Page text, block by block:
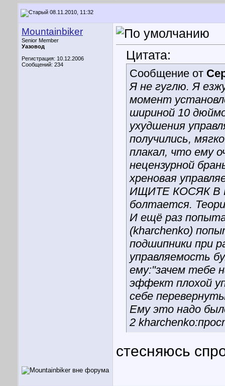
08.11.2010, 11:32
Mountainbiker
Senior Member
Уазовод
Регистрация: 10.12.2006
Сообщений: 234
Цитата:
Сообщение от
Я не гуглю. Я
момент
шириной 10
ухудшения
получились,
плакал, что ему
нецензурной
хреновая
ИЩИТЕ КОСЯК В
болтается.
И ещё раз
(kharchenko)
подшипники при
управляемость
ему:"зачем тебе
эффект плохой
себе
Ему это надо
2
стесняюсь